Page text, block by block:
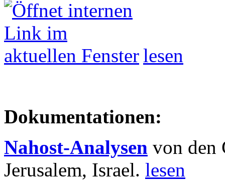
lesen
Dokumentationen:
Nahost-Analysen von den
Jerusalem, Israel. lesen